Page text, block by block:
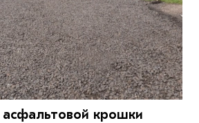
асфальтовой крошки